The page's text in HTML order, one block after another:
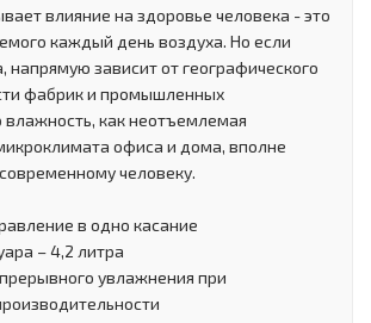
влияние на здоровье человека - это
каждый день воздуха. Но если
напрямую зависит от географического
фабрик и промышленных
влажность, как неотъемлемая
офиса и дома, вполне
человеку.
в одно касание
– 4,2 литра
увлажнения при